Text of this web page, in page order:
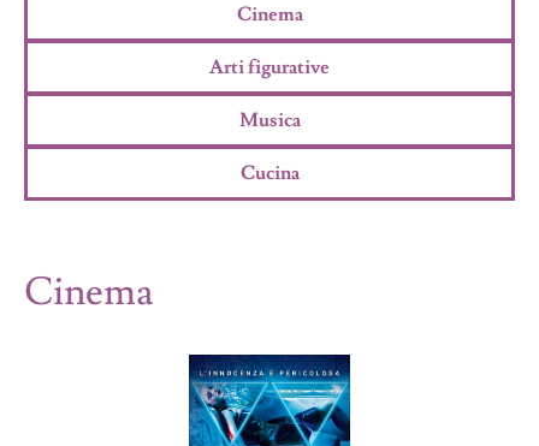
Cinema
Arti figurative
Musica
Cucina
Cinema